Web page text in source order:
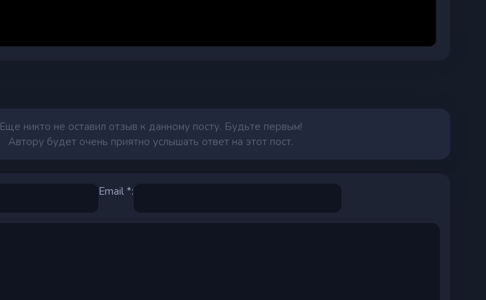
Еще никто не оставил отзыв к данному посту. Будьте первым!
Автору будет очень приятно услышать ответ на этот пост.
Email *: